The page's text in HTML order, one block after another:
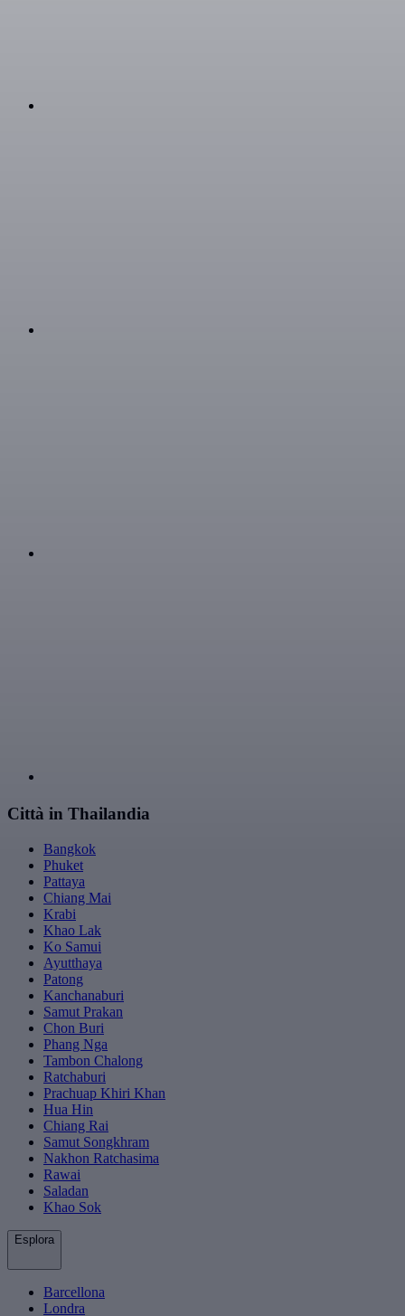
Città in Thailandia
Bangkok
Phuket
Pattaya
Chiang Mai
Krabi
Khao Lak
Ko Samui
Ayutthaya
Patong
Kanchanaburi
Samut Prakan
Chon Buri
Phang Nga
Tambon Chalong
Ratchaburi
Prachuap Khiri Khan
Hua Hin
Chiang Rai
Samut Songkhram
Nakhon Ratchasima
Rawai
Saladan
Khao Sok
Esplora
Barcellona
Londra